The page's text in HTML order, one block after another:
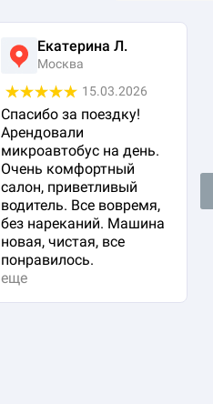
Екатерина Л.
Москва
15.03.2026
Спасибо за поездку!
Арендовали
микроавтобус на день.
Очень комфортный
салон, приветливый
водитель. Все вовремя,
без нареканий. Машина
новая, чистая, все
понравилось.
еще